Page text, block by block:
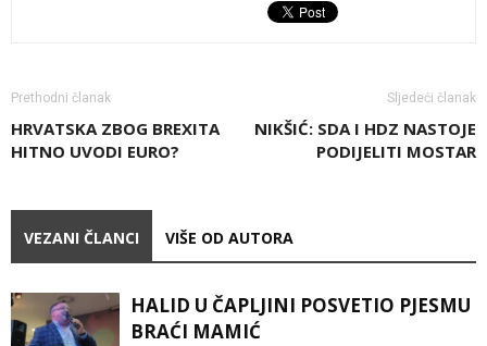
Prethodni članak
HRVATSKA ZBOG BREXITA
HITNO UVODI EURO?
Sljedeći članak
NIKŠIĆ: SDA I HDZ NASTOJE
PODIJELITI MOSTAR
VEZANI ČLANCI VIŠE OD AUTORA
HALID U ČAPLJINI POSVETIO PJESMU
BRAĆI MAMIĆ